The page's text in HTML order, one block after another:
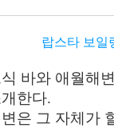
랍스타 보일
바와 애월해
한다.
은 그 자체가